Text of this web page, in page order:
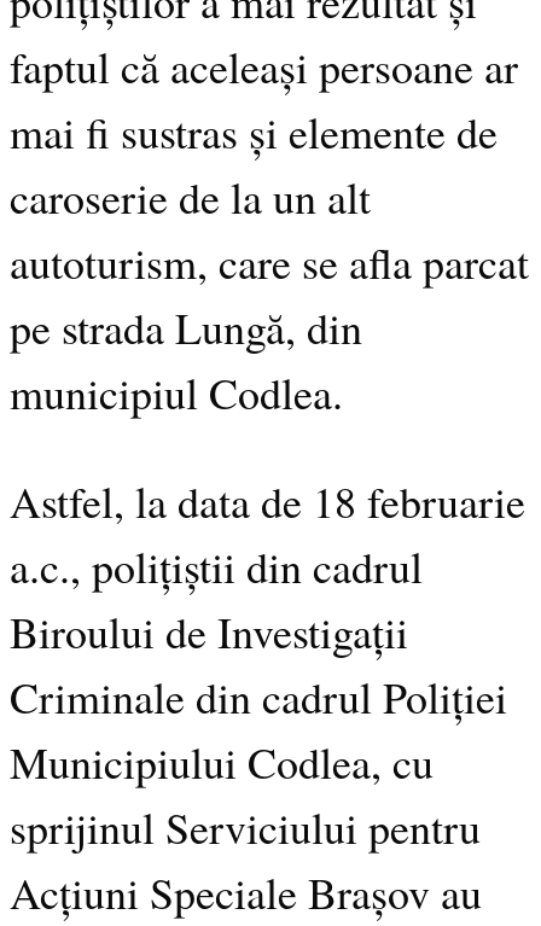
faptul că aceleași persoane ar
mai fi sustras și elemente de
caroserie de la un alt
autoturism, care se afla parcat
pe strada Lungă, din
municipiul Codlea.
Astfel, la data de 18 februarie
a.c., polițiștii din cadrul
Biroului de Investigații
Criminale din cadrul Poliției
Municipiului Codlea, cu
sprijinul Serviciului pentru
Acțiuni Speciale Brașov au